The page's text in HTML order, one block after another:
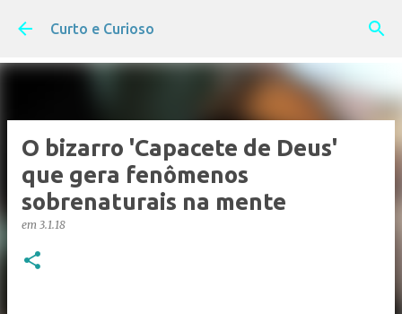
Pular para o conteúdo principal
Curto e Curioso
O bizarro 'Capacete de Deus'
que gera fenômenos
sobrenaturais na mente
em 3.1.18